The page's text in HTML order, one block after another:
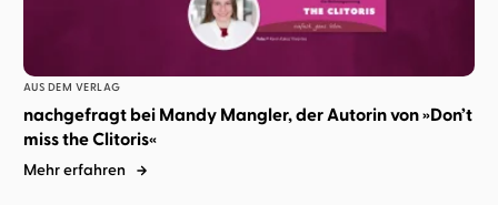
AUS DEM VERLAG
nachgefragt bei Mandy Mangler, der Autorin von »Don’t
miss the Clitoris«
Mehr erfahren